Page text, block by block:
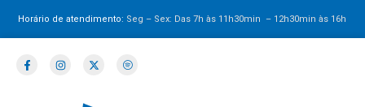
Horário de atendimento: Seg – Sex: Das 7h às 11h30min – 12h30minàs 16h